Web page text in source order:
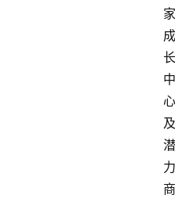
家
成
长
中
心
及
潜
力
商